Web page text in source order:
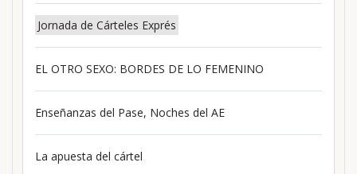
Jornada de Cárteles Exprés
EL OTRO SEXO: BORDES DE LO FEMENINO
Enseñanzas del Pase, Noches del AE
La apuesta del cártel